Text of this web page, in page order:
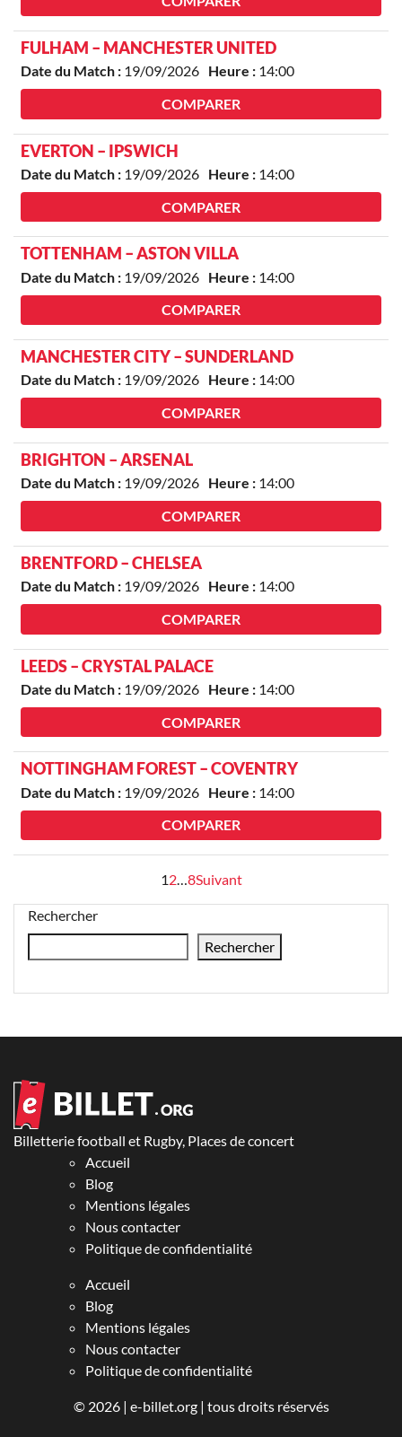
Rechercher
Rechercher
FULHAM – MANCHESTER UNITED
Date du Match : 19/09/2026 Heure : 14:00
COMPARER
EVERTON – IPSWICH
Date du Match : 19/09/2026 Heure : 14:00
COMPARER
TOTTENHAM – ASTON VILLA
Date du Match : 19/09/2026 Heure : 14:00
COMPARER
MANCHESTER CITY – SUNDERLAND
Date du Match : 19/09/2026 Heure : 14:00
COMPARER
BRIGHTON – ARSENAL
Date du Match : 19/09/2026 Heure : 14:00
COMPARER
BRENTFORD – CHELSEA
Date du Match : 19/09/2026 Heure : 14:00
COMPARER
LEEDS – CRYSTAL PALACE
Date du Match : 19/09/2026 Heure : 14:00
COMPARER
NOTTINGHAM FOREST – COVENTRY
Date du Match : 19/09/2026 Heure : 14:00
COMPARER
publications
12…8Suivant
Billetterie football et Rugby, Places de concert
Accueil
Blog
Mentions légales
Nous contacter
Politique de confidentialité
Accueil
Blog
Mentions légales
Nous contacter
Politique de confidentialité
© 2026 | e-billet.org| tous droits réservés